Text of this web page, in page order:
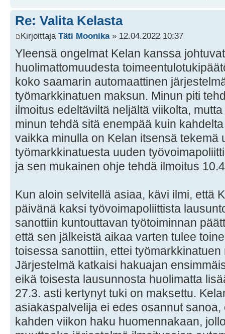
Re: Valita Kelasta
Kirjoittaja Täti Moonika» 12.04.2022 10:37
Yleensä ongelmat Kelan kanssa
huolimattomuudesta
koko saamarin automaattinen
työmarkkinatuen maksun. Minun piti
ilmoitus edeltäviltä neljältä viikolta,
minun tehdä sitä enempää kuin
vaikka minulla on Kelan itsensä tekemä
työmarkkinatuesta uuden
ja sen mukainen ohje tehdä ilmoitus
Kun aloin selvitellä asiaa, kävi ilmi, että
päivänä kaksi työvoimapoliittista
sanottiin kuntouttavan työtoiminnan
että sen jälkeistä aikaa varten tulee
toisessa sanottiin, ettei
Järjestelmä katkaisi hakuajan
eikä toisesta lausunnosta huolimatta
27.3. asti kertynyt tuki on maksettu.
asiakaspalvelija ei edes osannut
kahden viikon haku huomennakaan,